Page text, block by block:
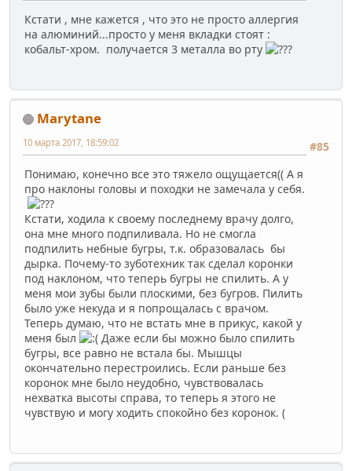
Кстати , мне кажется , что это не просто аллергия
на алюминий...просто у меня вкладки стоят :
кобальт-хром. получается 3 металла во рту
Marytane
#85
10 марта 2017, 18:59:02
Понимаю, конечно все это тяжело ощущается(( А я
про наклоны головы и походки не замечала у себя.
Кстати, ходила к своему последнему врачу долго,
она мне много подпиливала. Но не смогла
подпилить небные бугры, т.к. образовалась бы
дырка. Почему-то зуботехник так сделал коронки
под наклоном, что теперь бугры не спилить. А у
меня мои зубы были плоскими, без бугров. Пилить
было уже некуда и я попрощалась с врачом.
Теперь думаю, что не встать мне в прикус, какой у
меня был
Даже если бы можно было спилить
бугры, все равно не встала бы. Мышцы
окончательно перестроились. Если раньше без
коронок мне было неудобно, чувствовалась
нехватка высоты справа, то теперь я этого не
чувствую и могу ходить спокойно без коронок. (